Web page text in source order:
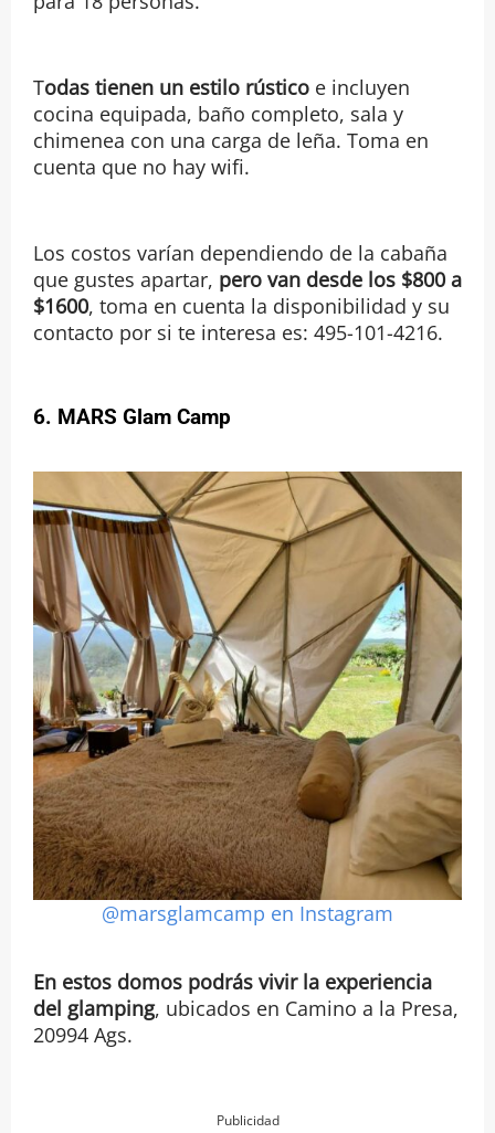
Todas tienen un estilo rústico e incluyen
cocina equipada, baño completo, sala y
chimenea con una carga de leña. Toma en
cuenta que no hay wifi.
Los costos varían dependiendo de la cabaña
que gustes apartar, pero van desde los $800 a
$1600, toma en cuenta la disponibilidad y su
contacto por si te interesa es: 495-101-4216.
6. MARS Glam Camp
@marsglamcamp en Instagram
En estos domos podrás vivir la experiencia
del glamping, ubicados en Camino a la Presa,
20994 Ags.
Publicidad